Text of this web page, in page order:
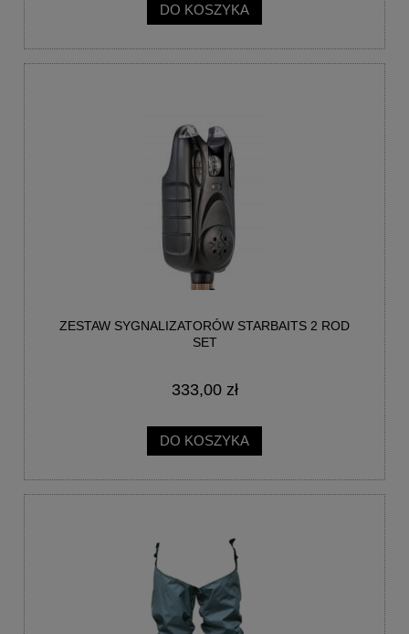
DO KOSZYKA
ZESTAW SYGNALIZATORÓW STARBAITS 2 ROD
SET
333,00 zł
DO KOSZYKA